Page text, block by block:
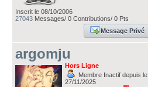
Inscrit le 08/10/2006
27043 Messages/ 0 Contributions/ 0 Pts
Message Privé
argomju
Hors Ligne
Membre Inactif depuis le
27/11/2025